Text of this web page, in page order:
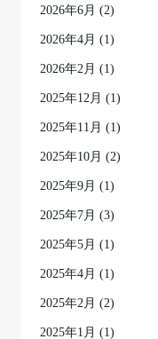
2026年6月 (2)
2026年4月 (1)
2026年2月 (1)
2025年12月 (1)
2025年11月 (1)
2025年10月 (2)
2025年9月 (1)
2025年7月 (3)
2025年5月 (1)
2025年4月 (1)
2025年2月 (2)
2025年1月 (1)